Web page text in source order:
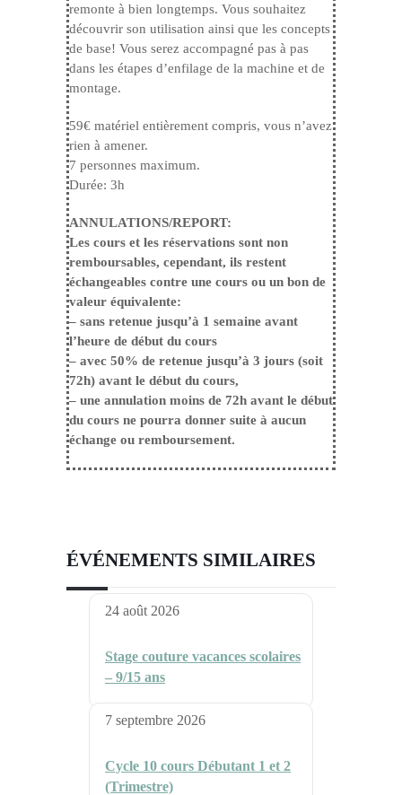
remonte à bien longtemps. Vous souhaitez
découvrir son utilisation ainsi que les concepts
de base! Vous serez accompagné pas à pas
dans les étapes d’enfilage de la machine et de
montage.
59€ matériel entièrement compris, vous n’avez
rien à amener.
7 personnes maximum.
Durée: 3h
ANNULATIONS/REPORT:
Les cours et les réservations sont non
remboursables, cependant, ils restent
échangeables contre une cours ou un bon de
valeur équivalente:
– sans retenue jusqu’à 1 semaine avant
l’heure de début du cours
– avec 50% de retenue jusqu’à 3 jours (soit
72h) avant le début du cours,
– une annulation moins de 72h avant le début
du cours ne pourra donner suite à aucun
échange ou remboursement.
ÉVÉNEMENTS SIMILAIRES
24 août 2026
Stage couture vacances scolaires
– 9/15 ans
7 septembre 2026
Cycle 10 cours Débutant 1 et 2
(Trimestre)